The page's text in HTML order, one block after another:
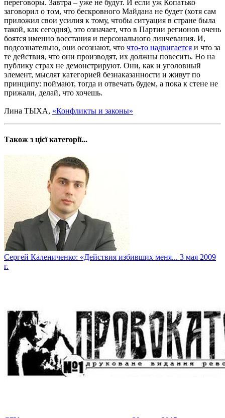
переговоры. Завтра – уже не будут. И если уж Копатько
заговорил о том, что бескровного Майдана не будет (хотя сам
приложил свои усилия к тому, чтобы ситуация в стране была
такой, как сегодня), это означает, что в Партии регионов очень
боятся именно восстания и персонального линчевания. И,
подсознательно, они осознают, что что-то надвигается и что за
те действия, что они производят, их должны повесить. Но на
публику страх не демонстрируют. Они, как и уголовный
элемент, мыслят категорией безнаказанности и живут по
принципу: поймают, тогда и отвечать будем, а пока к стене не
прижали, делай, что хочешь.
Лина ТЫХА, «Конфликты и законы»
Також з цієї категорії...
Сергей Калениченко: «Действия избивших меня... 3 мая 2009
г.